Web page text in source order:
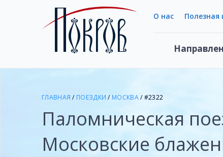
О нас
ГЛАВНАЯ / ПОЕЗДКИ / МОСКВА/ #2322
Паломническая
Московские